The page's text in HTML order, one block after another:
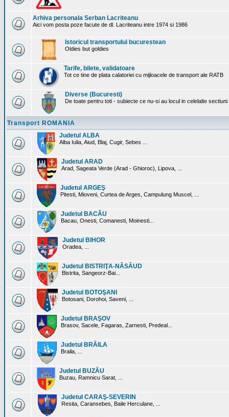
Arhiva personala Serban Lacriteanu
Aici vom posta poze facute de dl. Lacriteanu intre 1974 si 1986
Istoricul transportului bucurestean
Oldies but goldies
Tarife, bilete, validatoare
Tot ce tine de plata calatoriei cu mijloacele de transport ale RATB
Diverse (Bucuresti)
De toate pentru toti - subiecte ce nu-si au locul in celelalte
Transport ROMANIA
Judetul ALBA
Alba Iulia, Aiud, Blaj, Cugir, Sebes ...
Judetul ARAD
Arad, Sageata Verde (Arad - Ghioroc), Lipova, ...
Judetul ARGEŞ
Pitesti, Mioveni, Curtea de Arges, Campulung Muscel, ...
Judetul BACĂU
Bacau, Onesti, Comanesti, Moinesti...
Judetul BIHOR
Oradea, ...
Judetul BISTRIŢA-NĂSĂUD
Bistrita, Sangeorz-Bai...
Judetul BOTOŞANI
Botosani, Dorohoi, Saveni, ...
Judetul BRAŞOV
Brasov, Sacele, Fagaras, Zarnesti, Predeal...
Judetul BRĂILA
Braila, ...
Judetul BUZĂU
Buzau, Ramnicu Sarat, ...
Judetul CARAŞ-SEVERIN
Resita, Caransebes, Baile Herculane, ...